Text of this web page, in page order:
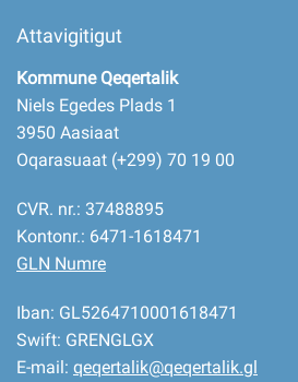
Attavigitigut
Kommune Qeqertalik
Niels Egedes Plads 1
3950 Aasiaat
Oqarasuaat (+299) 70 19 00
CVR. nr.: 37488895
Kontonr.: 6471-1618471
GLN Numre
Iban: GL5264710001618471
Swift: GRENGLGX
E-mail: qeqertalik@qeqertalik.gl